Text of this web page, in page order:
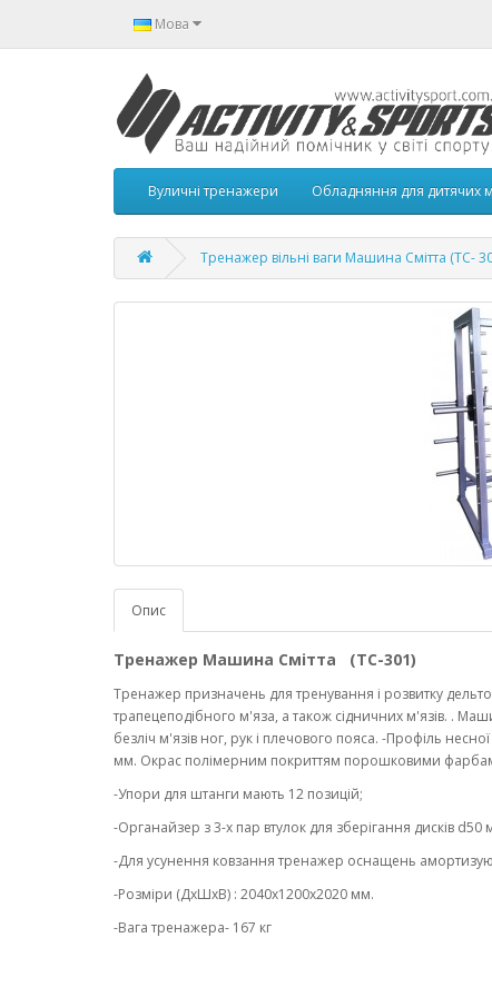
Мова
Вуличні тренажери Обладняння для дитячих
Тренажер вільні ваги Машина Смітта (ТС-
Опис
Тренажер Машина Смітта (ТС-301)
Тренажер призначень для тренування і розвитку
трапецеподібного м'яза, а також сідничних м'язів. .
безліч м'язів ног, рук і плечового пояса. -Профіль
мм. Окрас полімерним покриттям порошковими
-Упори для штанги мають 12 позицій;
-Органайзер з 3-х пар втулок для зберігання дисків d50
-Для усунення ковзання тренажер оснащень
-Розміри (ДхШхВ) : 2040х1200х2020 мм.
-Вага тренажера- 167 кг